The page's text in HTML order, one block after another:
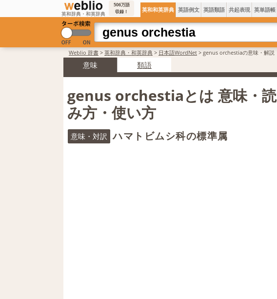
英和辞典・和英辞典
506万語
収録！
英和和英辞典 英語例文 英語類語 共起表現 英単語帳
Weblio 辞書 > 英和辞典・和英辞典 > 日本語WordNet > genus orchestiaの意味・解説
意味 類語
genus orchestiaとは 意味・読
み方・使い方
意味・対訳 ハマトビムシ科の標準属